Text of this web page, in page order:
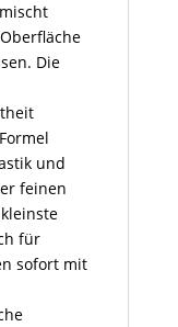
Die
und
feinen
für
sofort mit